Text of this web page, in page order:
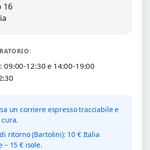
16
09:00-12:30 e 14:00-19:00
un corriere espresso tracciabile e
ritorno (Bartolini): 10 € Italia
– 15 € isole.